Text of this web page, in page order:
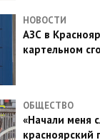
НОВОСТИ
АЗС в
картельном
ОБЩЕСТВО
«Начали меня
красноярский